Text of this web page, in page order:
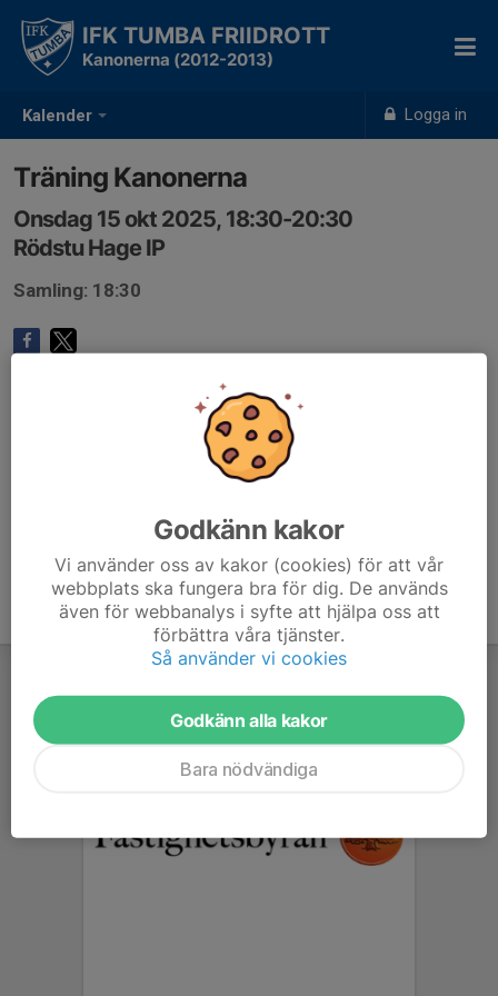
Kalender Logga in
IFK TUMBA FRIIDROTT
Kanonerna (2012-2013)
Träning Kanonerna
Onsdag 15 okt 2025, 18:30-20:30
Rödstu Hage IP
Samling: 18:30
Godkänn kakor
Vi använder oss av kakor (cookies) för att vår
webbplats ska fungera bra för dig. De används
även för webbanalys i syfte att hjälpa oss att
förbättra våra tjänster.
Så använder vi cookies
Godkänn alla kakor
Bara nödvändiga